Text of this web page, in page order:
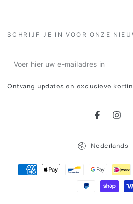
SCHRIJF JE IN VOOR ONZE
Voer
hier
Ontvang updates en exclusieve
Facebook
Nederlands
Betaalmethoden